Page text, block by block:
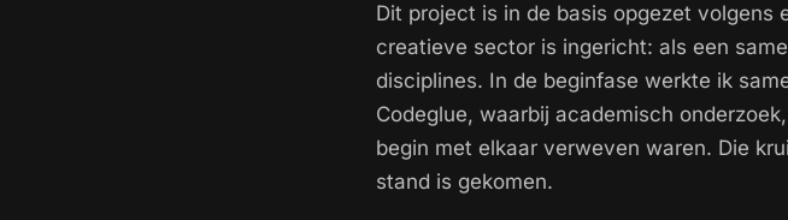
Dit project is in de basis opgezet volgens
creatieve sector is ingericht: als een
disciplines. In de beginfase werkte ik
Codeglue, waarbij academisch
begin met elkaar verweven waren. Die
stand is gekomen.